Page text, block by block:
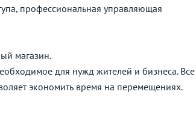
профессиональная управляющая
магазин.
для нужд жителей и бизнеса. Все
экономить время на перемещениях.